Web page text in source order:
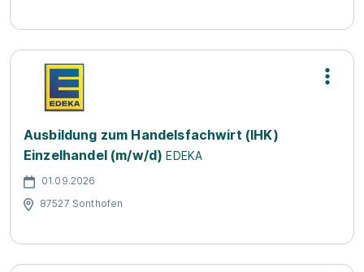
Ausbildung zum Handelsfachwirt (IHK)
Einzelhandel (m/w/d) EDEKA
01.09.2026
87527 Sonthofen